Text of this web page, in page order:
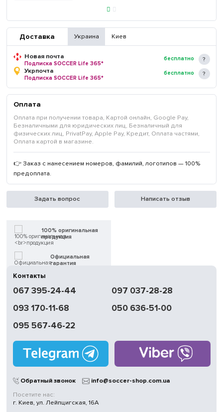
Доставка Украина Киев
Новая почта
Подписка SOCCER Life 365*
бесплатно
Укрпочта
Подписка SOCCER Life 365*
бесплатно
Оплата
Оплата при получении товара, Картой онлайн, Google Pay,
Безналичными для юридических лиц, Безналичный для
физических лиц, PrivatPay, Apple Pay, Кредит, Оплата частями,
Оплата картой в магазине.
👉 Заказ с нанесением номеров, фамилий, логотипов — 100%
предоплата.
Задать вопрос Написать отзыв
100% оригинальная
продукция
Официальная
гарантия
доставка
Обмен | Возвращение
без выходных
в Киеве
Контакты
067 395-24-44
097 037-28-28
093 170-11-68
050 636-51-00
095 567-46-22
Обратный звонок
info@soccer-shop.com.ua
Посетите нас:
г. Киев, ул. Лейпцигская, 16А